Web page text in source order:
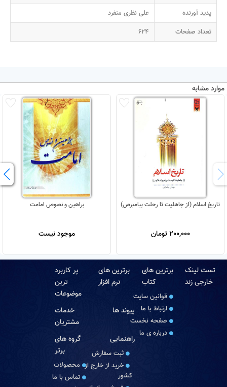
پدید آورنده
علی نظری منفرد
تعداد صفحات
624
موارد مشابه
تاریخ اسلام (از جاهلیت تا رحلت پیامبرص)
200,000 تومان
براهین و نصوص امامت
موجود نیست
تست لینک
خارجی زند
برترین های
کتاب
قوانین سایت
ارتباط با ما
صفحه نخست
درباره‏ ی ما
برترین های
نرم افزار
پر کاربرد
ترین
موضوعات
پیوند ها
خدمات
مشتریان
راهنمایی
ثبت سفارش
خرید از خارج از
کشور
گروه های
برتر
محصولات
تماس با ما